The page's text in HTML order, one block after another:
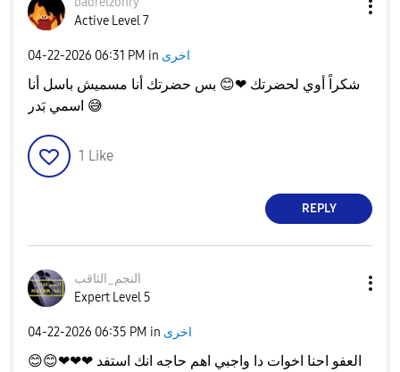
Active Level 7
‎04-22-2026 06:31 PM in اخرى
شكراً أوي لحضرتك ❤😊 بس حضرتك أنا مسميش باسل أنا
😅
1 Like
REPLY
النجم_الثاقب
Expert Level 5
‎04-22-2026 06:35 PM in اخرى
العفو احنا اخوات دا واجبي اهم حاجه انك استفد ❤❤❤😊
😊